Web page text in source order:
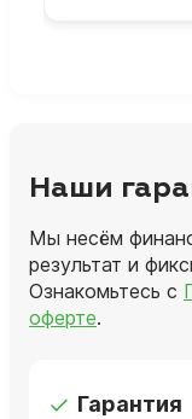
Наши
Мы несём
результат и
Ознакомьтесь с
оферте.
Гарантия